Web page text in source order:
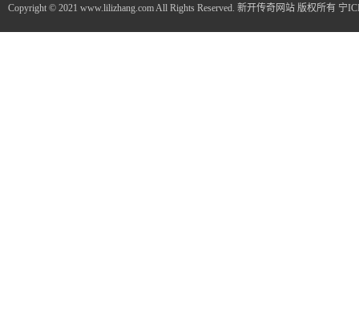
Copyright © 2021 www.lilizhang.com All Rights Reserved. 新开传奇网站 版权所有 宁